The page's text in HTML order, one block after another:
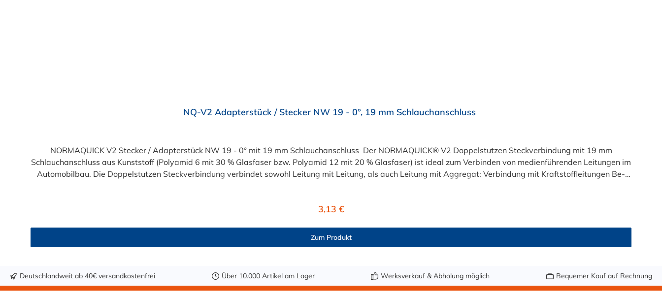
NQ-V2 Adapterstück / Stecker NW 19 - 0°, 19 mm Schlauchanschluss
NORMAQUICK V2 Stecker / Adapterstück NW 19 - 0° mit 19 mm Schlauchanschluss Der NORMAQUICK® V2 Doppelstutzen Steckverbindung mit 19 mm
Schlauchanschluss aus Kunststoff (Polyamid 6 mit 30 % Glasfaser bzw. Polyamid 12 mit 20 % Glasfaser) ist ideal zum Verbinden von medienführenden Leitungen im
Automobilbau. Die Doppelstutzen Steckverbindung verbindet sowohl Leitung mit Leitung, als auch Leitung mit Aggregat: Verbindung mit Kraftstoffleitungen Be-
Regulärer Preis:
3,13 €
Zum Produkt
Deutschlandweit ab 40€ versandkostenfrei Über 10.000 Artikel am Lager Werksverkauf & Abholung möglich Bequemer Kauf auf Rechnung